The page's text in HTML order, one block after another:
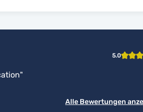
5.0
"
Alle Bewertungen